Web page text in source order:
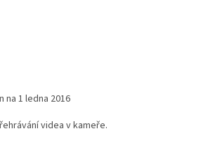
na 1 ledna 2016
videa v kameře.